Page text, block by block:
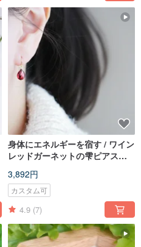
身体にエネルギーを宿す / ワイン
レッドガーネットの雫ピアス
3,892円
カスタム可
4.9 (7)